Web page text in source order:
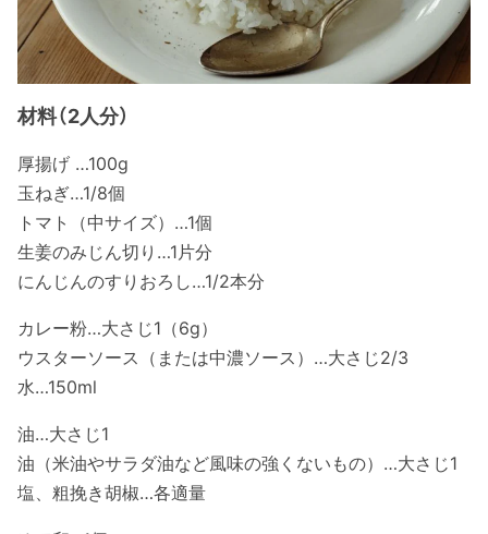
材料（2人分）
厚揚げ …100g
玉ねぎ…1/8個
トマト（中サイズ）…1個
生姜のみじん切り…1片分
にんじんのすりおろし…1/2本分
カレー粉…大さじ1（6g）
ウスターソース（または中濃ソース）…大さじ2/3
水…150ml
油…大さじ1
油（米油やサラダ油など風味の強くないもの）…大さじ1
塩、粗挽き胡椒…各適量